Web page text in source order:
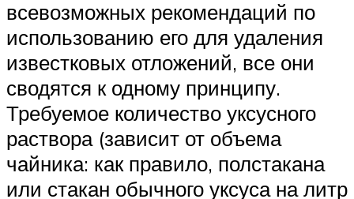
всевозможных рекомендаций по
использованию его для удаления
известковых отложений, все они
сводятся к одному принципу.
Требуемое количество уксусного
раствора (зависит от объема
чайника: как правило, полстакана
или стакан обычного уксуса на литр